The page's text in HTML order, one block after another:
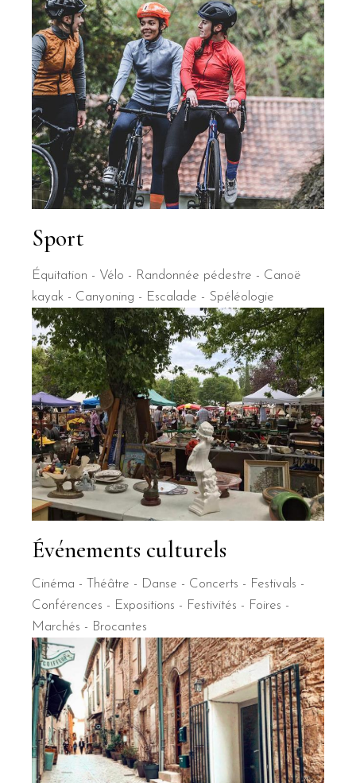
Sport
Équitation - Vélo - Randonnée pédestre - Canoë
kayak - Canyoning - Escalade - Spéléologie
Événements culturels
Cinéma - Théâtre - Danse - Concerts - Festivals -
Conférences - Expositions - Festivités - Foires -
Marchés - Brocantes